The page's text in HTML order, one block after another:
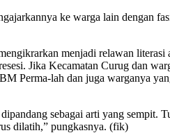
ke warga lain dengan
menjadi relawan literasi
Jika Kecamatan Curug dan
Perma-lah dan juga warganya
sebagai arti yang sempit.
dilatih,” pungkasnya. (fik)